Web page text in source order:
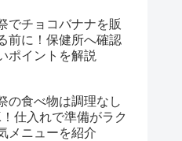
でチョコバナナを販
前に！保健所へ確認
ポイントを解説
の食べ物は調理なし
仕入れで準備がラク
メニューを紹介